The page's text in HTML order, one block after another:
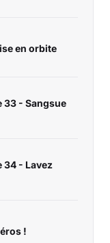
en orbite
33 - Sangsue
34 - Lavez
!